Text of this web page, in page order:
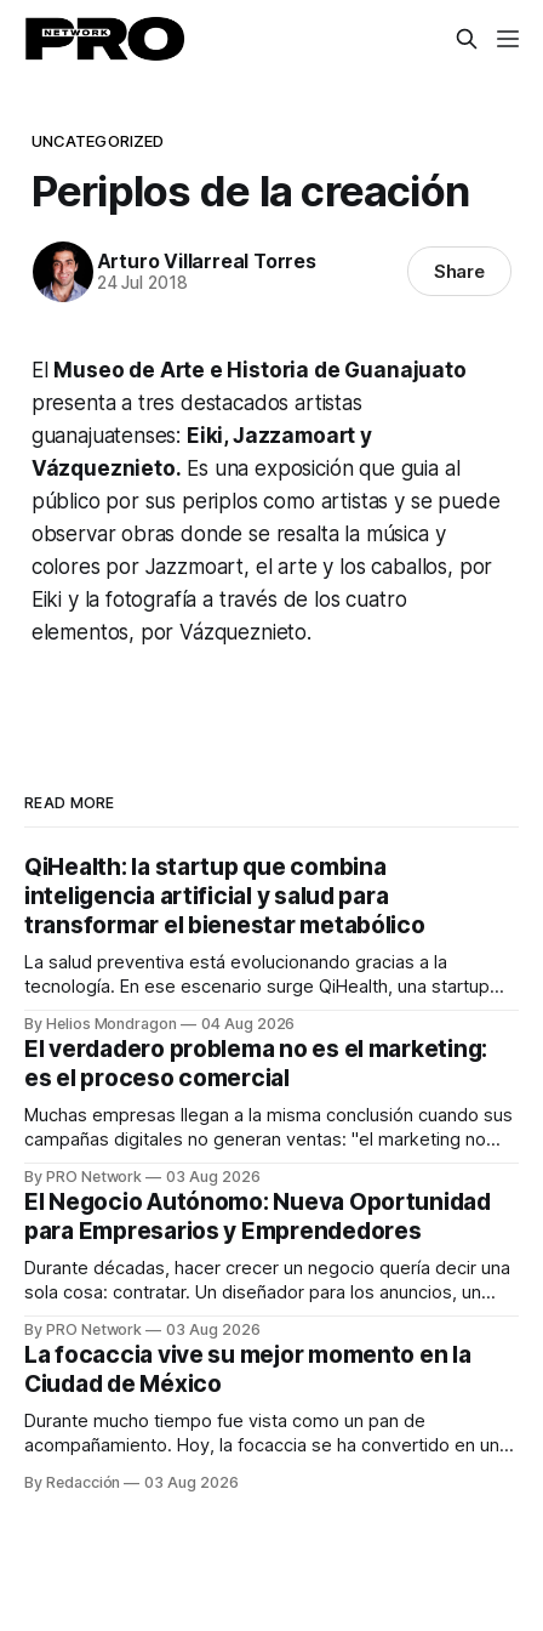
UNCATEGORIZED
Periplos de la creación
Arturo Villarreal Torres
24 Jul 2018 Share
El Museo de Arte e Historia de Guanajuato
presenta a tres destacados artistas
guanajuatenses: Eiki, Jazzamoart y
Vázqueznieto. Es una exposición que guia al
público por sus periplos como artistas y se puede
observar obras donde se resalta la música y
colores por Jazzmoart, el arte y los caballos, por
Eiki y la fotografía a través de los cuatro
elementos, por Vázqueznieto.
READ MORE
QiHealth: la startup que combina
inteligencia artificial y salud para
transformar el bienestar metabólico
La salud preventiva está evolucionando gracias a la
tecnología. En ese escenario surge QiHealth, una startup
dispositivos inteligentes, inteligencia artificial y monitoreo
en tiempo real para ayudar a las personas a tomar mejores
decisiones sobre su salud metabólica. Su propuesta busca
responder
By Helios Mondragon 04 Aug 2026
El verdadero problema no es el marketing:
es el proceso comercial
Muchas empresas llegan a la misma conclusión cuando sus
campañas digitales no generan ventas: "el marketing no
INTERIUS, el problema suele estar en otro lugar. Durante
una entrevista para el podcast SER PRO, el especialista en
marketing digital explicó que
By PRO Network 03 Aug 2026
El Negocio Autónomo: Nueva Oportunidad
para Empresarios y Emprendedores
Durante décadas, hacer crecer un negocio quería decir una
sola cosa: contratar. Un diseñador para los anuncios, un
para los textos, alguien que supiera de publicidad digital
para encontrar prospectos, un vendedor para atender
llamadas y mensajes, y —con suerte— una persona
By PRO Network 03 Aug 2026
La focaccia vive su mejor momento en la
Ciudad de México
Durante mucho tiempo fue vista como un pan de
acompañamiento. Hoy, la focaccia se ha convertido en uno
artesanal, ingredientes de calidad y experiencias que
By Redacción 03 Aug 2026